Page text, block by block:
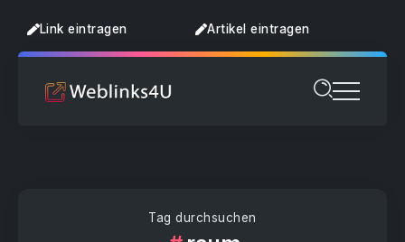
Link eintragen Artikel eintragen
Tag durchsuchen